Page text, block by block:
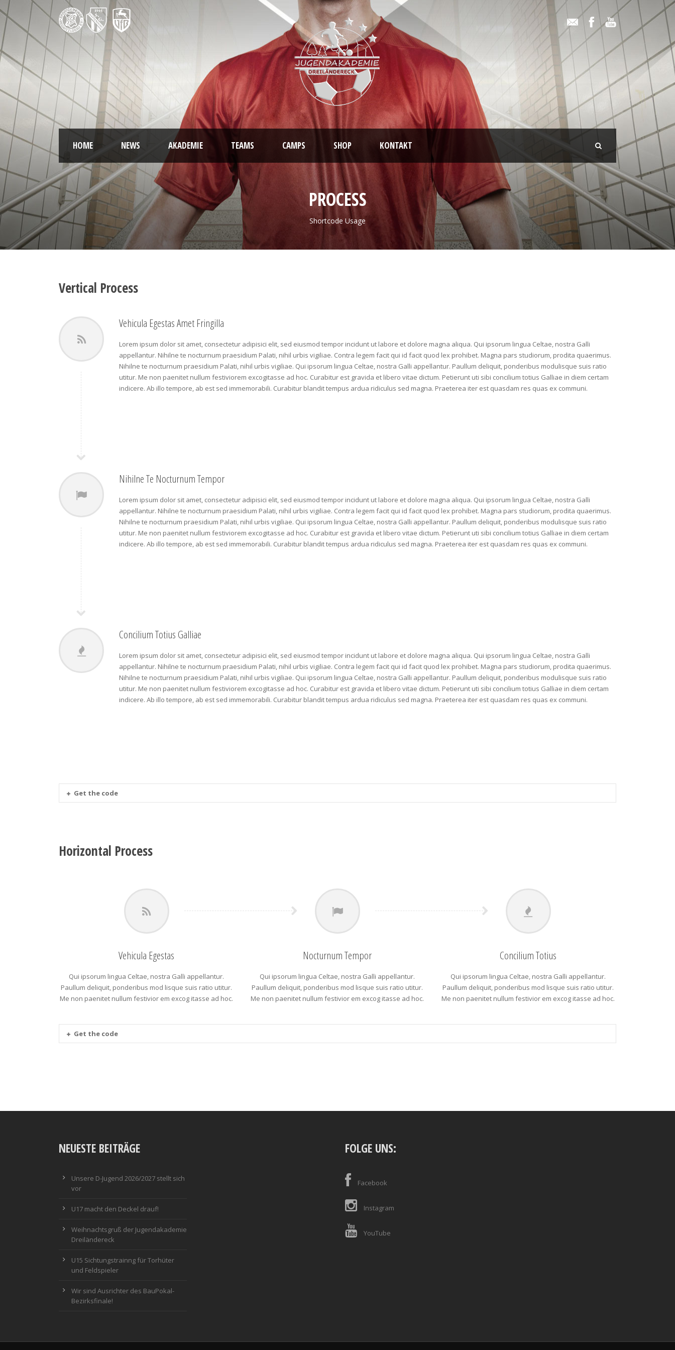
HOME NEWS AKADEMIE TEAMS CAMPS SHOP KONTAKT
PROCESS
Shortcode Usage
Vertical Process
Vehicula Egestas Amet Fringilla
Lorem ipsum dolor sit amet, consectetur adipisici elit, sed eiusmod tempor incidunt ut labore et dolore magna aliqua. Qui ipsorum lingua Celtae, nostra Galli
appellantur. Nihilne te nocturnum praesidium Palati, nihil urbis vigiliae. Contra legem facit qui id facit quod lex prohibet. Magna pars studiorum, prodita quaerimus.
Nihilne te nocturnum praesidium Palati, nihil urbis vigiliae. Qui ipsorum lingua Celtae, nostra Galli appellantur. Paullum deliquit, ponderibus modulisque suis ratio
utitur. Me non paenitet nullum festiviorem excogitasse ad hoc. Curabitur est gravida et libero vitae dictum. Petierunt uti sibi concilium totius Galliae in diem certam
indicere. Ab illo tempore, ab est sed immemorabili. Curabitur blandit tempus ardua ridiculus sed magna. Praeterea iter est quasdam res quas ex communi.
Nihilne Te Nocturnum Tempor
Lorem ipsum dolor sit amet, consectetur adipisici elit, sed eiusmod tempor incidunt ut labore et dolore magna aliqua. Qui ipsorum lingua Celtae, nostra Galli
appellantur. Nihilne te nocturnum praesidium Palati, nihil urbis vigiliae. Contra legem facit qui id facit quod lex prohibet. Magna pars studiorum, prodita quaerimus.
Nihilne te nocturnum praesidium Palati, nihil urbis vigiliae. Qui ipsorum lingua Celtae, nostra Galli appellantur. Paullum deliquit, ponderibus modulisque suis ratio
utitur. Me non paenitet nullum festiviorem excogitasse ad hoc. Curabitur est gravida et libero vitae dictum. Petierunt uti sibi concilium totius Galliae in diem certam
indicere. Ab illo tempore, ab est sed immemorabili. Curabitur blandit tempus ardua ridiculus sed magna. Praeterea iter est quasdam res quas ex communi.
Concilium Totius Galliae
Lorem ipsum dolor sit amet, consectetur adipisici elit, sed eiusmod tempor incidunt ut labore et dolore magna aliqua. Qui ipsorum lingua Celtae, nostra Galli
appellantur. Nihilne te nocturnum praesidium Palati, nihil urbis vigiliae. Contra legem facit qui id facit quod lex prohibet. Magna pars studiorum, prodita quaerimus.
Nihilne te nocturnum praesidium Palati, nihil urbis vigiliae. Qui ipsorum lingua Celtae, nostra Galli appellantur. Paullum deliquit, ponderibus modulisque suis ratio
utitur. Me non paenitet nullum festiviorem excogitasse ad hoc. Curabitur est gravida et libero vitae dictum. Petierunt uti sibi concilium totius Galliae in diem certam
indicere. Ab illo tempore, ab est sed immemorabili. Curabitur blandit tempus ardua ridiculus sed magna. Praeterea iter est quasdam res quas ex communi.
Get the code
Horizontal Process
Vehicula Egestas
Qui ipsorum lingua Celtae, nostra Galli appellantur.
Paullum deliquit, ponderibus mod lisque suis ratio utitur.
Me non paenitet nullum festivior em excog itasse ad hoc.
Nocturnum Tempor
Qui ipsorum lingua Celtae, nostra Galli appellantur.
Paullum deliquit, ponderibus mod lisque suis ratio utitur.
Me non paenitet nullum festivior em excog itasse ad hoc.
Concilium Totius
Qui ipsorum lingua Celtae, nostra Galli appellantur.
Paullum deliquit, ponderibus mod lisque suis ratio utitur.
Me non paenitet nullum festivior em excog itasse ad hoc.
Get the code
NEUESTE BEITRÄGE
Unsere D-Jugend 2026/2027 stellt sich
vor
U17 macht den Deckel drauf!
Weihnachtsgruß der Jugendakademie
Dreiländereck
U15 Sichtungstrainng für Torhüter
und Feldspieler
Wir sind Ausrichter des BauPokal-
Bezirksfinale!
FOLGE UNS:
Facebook
Instagram
YouTube